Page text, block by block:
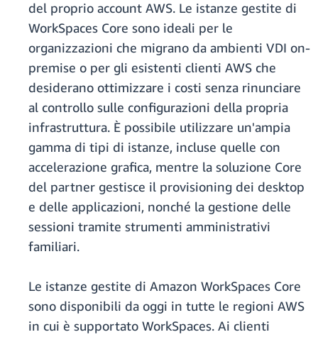
del proprio account AWS. Le istanze gestite di
WorkSpaces Core sono ideali per le
organizzazioni che migrano da ambienti VDI on-
premise o per gli esistenti clienti AWS che
desiderano ottimizzare i costi senza rinunciare
al controllo sulle configurazioni della propria
infrastruttura. È possibile utilizzare un'ampia
gamma di tipi di istanze, incluse quelle con
accelerazione grafica, mentre la soluzione Core
del partner gestisce il provisioning dei desktop
e delle applicazioni, nonché la gestione delle
sessioni tramite strumenti amministrativi
familiari.
Le istanze gestite di Amazon WorkSpaces Core
sono disponibili da oggi in tutte le regioni AWS
in cui è supportato WorkSpaces. Ai clienti